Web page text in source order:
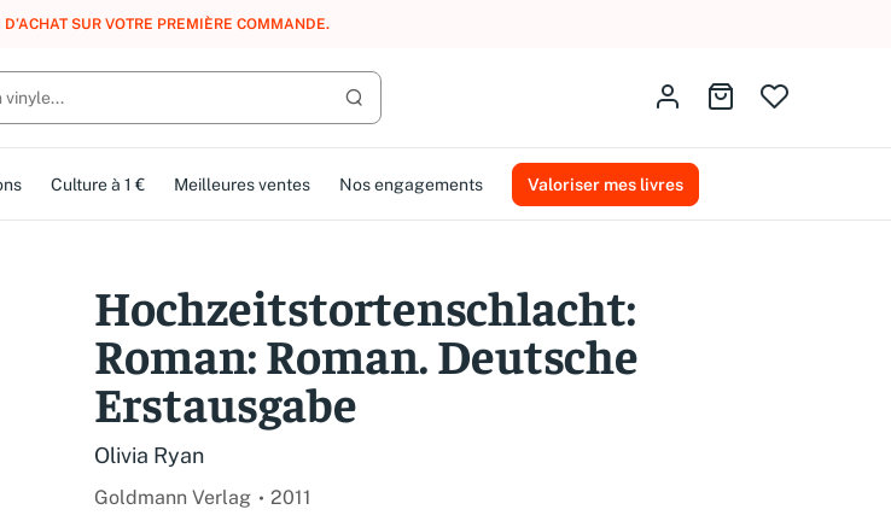
:REJOIGNEZ GRATUITEMENT LE CLUB AMMAREAL.
Lancer la recherche
Identifiez-vousAller au panier
Culture à 1 € Meilleures ventes Nos engagements Valoriser mes livres
Hochzeitstortenschlacht:
Roman: Roman. Deutsche
Erstausgabe
Olivia Ryan
Goldmann Verlag 2011